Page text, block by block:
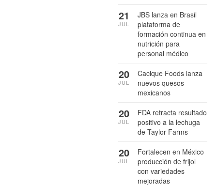
JBS lanza en Brasil
plataforma de
formación continua en
nutrición para
personal médico
21
JUL
Cacique Foods lanza
nuevos quesos
mexicanos
20
JUL
FDA retracta resultado
positivo a la lechuga
de Taylor Farms
20
JUL
Fortalecen en México
producción de frijol
con variedades
mejoradas
20
JUL